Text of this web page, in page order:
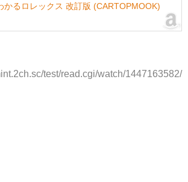
かるロレックス 改訂版 (CARTOPMOOK)
test/read.cgi/watch/1447163582/